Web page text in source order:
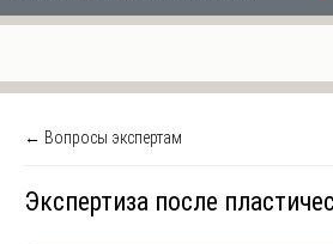
← Вопросы экспертам
Экспертиза после